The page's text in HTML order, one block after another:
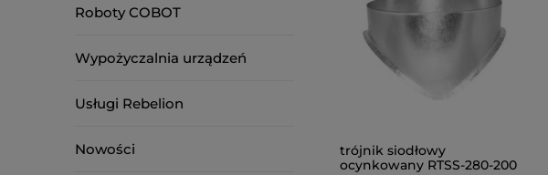
Roboty COBOT
Wypożyczalnia urządzeń
Usługi Rebelion
Nowości
trójnik siodłowy
ocynkowany RTSS-280-200